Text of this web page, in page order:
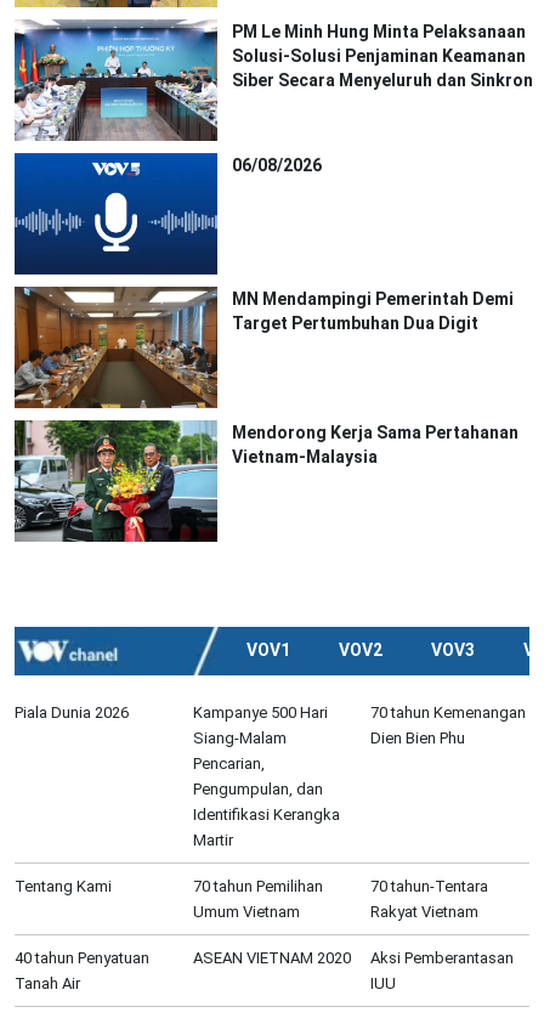
PM Le Minh Hung Minta Pelaksanaan
Solusi-Solusi Penjaminan Keamanan
Siber Secara Menyeluruh dan Sinkron
06/08/2026
MN Mendampingi Pemerintah Demi
Target Pertumbuhan Dua Digit
Mendorong Kerja Sama Pertahanan
Vietnam-Malaysia
VOV1 VOV2 VOV3
Piala Dunia 2026
Kampanye 500 Hari
Siang-Malam
Pencarian,
Pengumpulan, dan
Identifikasi Kerangka
Martir
70 tahun Kemenangan
Dien Bien Phu
Tentang Kami
70 tahun Pemilihan
Umum Vietnam
70 tahun-Tentara
Rakyat Vietnam
40 tahun Penyatuan
Tanah Air
ASEAN VIETNAM 2020
Aksi Pemberantasan
IUU